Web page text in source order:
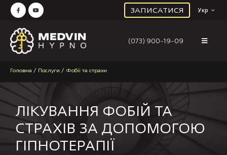
ЗАПИСАТИСЯ Укр
(073) 900-19-09
Головна / Послуги / Фобії та страхи
ЛІКУВАННЯ ФОБІЙ ТА
СТРАХІВ ЗА ДОПОМОГОЮ
ГІПНОТЕРАПІЇ